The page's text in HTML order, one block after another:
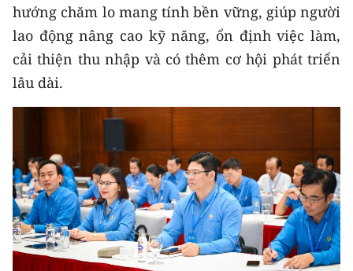
hướng chăm lo mang tính bền vững, giúp người
lao động nâng cao kỹ năng, ổn định việc làm,
cải thiện thu nhập và có thêm cơ hội phát triển
lâu dài.